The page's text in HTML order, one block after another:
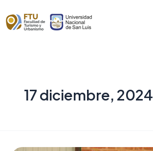
to
content
17 diciembre, 2024